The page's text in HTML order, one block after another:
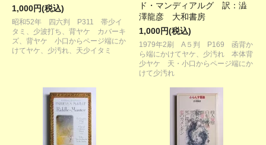
1,000円(税込)
昭和52年 四六判 P311 帯少イ
タミ、少波打ち、背ヤケ カバーキ
ズ、背ヤケ 小口からページ端にか
けてヤケ、少汚れ、天少イタミ
ド・マンディアルグ 訳：澁
澤龍彦 大和書房
1,000円(税込)
1979年2刷 A５判 P169 函背か
ら端にかけてヤケ、少汚れ 本体背
少ヤケ 天・小口からページ端にか
けて少汚れ